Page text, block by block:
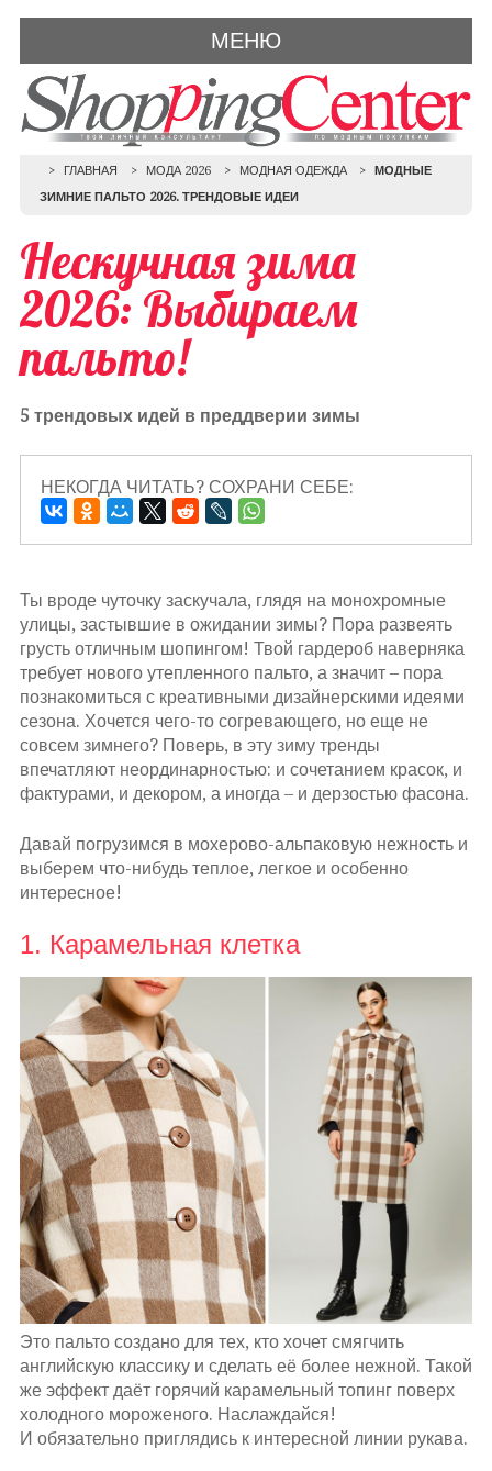
МЕНЮ
ГЛАВНАЯ МОДА 2026 МОДНАЯ ОДЕЖДА
МОДНЫЕ
ЗИМНИЕ ПАЛЬТО 2026. ТРЕНДОВЫЕ ИДЕИ
Нескучная зима
2026: Выбираем
пальто!
5 трендовых идей в преддверии зимы
НЕКОГДА ЧИТАТЬ? СОХРАНИ СЕБЕ:
Ты вроде чуточку заскучала, глядя на монохромные
улицы, застывшие в ожидании зимы? Пора развеять
грусть отличным шопингом! Твой гардероб наверняка
требует нового утепленного пальто, а значит – пора
познакомиться с креативными дизайнерскими идеями
сезона. Хочется чего-то согревающего, но еще не
совсем зимнего? Поверь, в эту зиму тренды
впечатляют неординарностью: и сочетанием красок, и
фактурами, и декором, а иногда – и дерзостью фасона.
Давай погрузимся в мохерово-альпаковую нежность и
выберем что-нибудь теплое, легкое и особенно
интересное!
1. Карамельная клетка
Это пальто создано для тех, кто хочет смягчить
английскую классику и сделать её более нежной. Такой
же эффект даёт горячий карамельный топинг поверх
холодного мороженого. Наслаждайся!
И обязательно приглядись к интересной линии рукава.